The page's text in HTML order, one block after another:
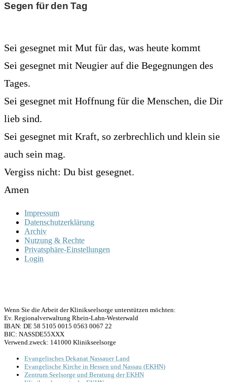
Segen für den Tag
Sei gesegnet mit Mut für das, was heute kommt
Sei gesegnet mit Neugier auf die Begegnungen des
Tages.
Sei gesegnet mit Hoffnung für die Menschen, die Dir
lieb sind.
Sei gesegnet mit Kraft, so zerbrechlich und klein sie
auch sein mag.
Vergiss nicht: Du bist gesegnet.
Amen
Impressum
Datenschutzerklärung
Archiv
Nutzung & Rechte
Privatsphäre-Einstellungen
Login
Wenn Sie die Arbeit der Klinikseelsorge unterstützen möchten:
Ev. Regionalverwaltung Rhein-Lahn-Westerwald
IBAN: DE 58 5105 0015 0563 0067 22
BIC: NASSDE55XXX
Verwend.zweck: 141000 Klinikseelsorge
Evangelisches Dekanat Nassauer Land
Evangelische Kirche in Hessen und Nassau (EKHN)
Zentrum Seelsorge und Beratung der EKHN